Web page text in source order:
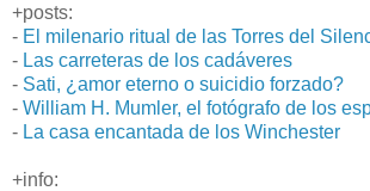
+posts:
- El milenario ritual de las Torres del
- Las carreteras de los cadáveres
- Sati, ¿amor eterno o suicidio forzado?
- William H. Mumler, el fotógrafo de los
- La casa encantada de los Winchester
+info: